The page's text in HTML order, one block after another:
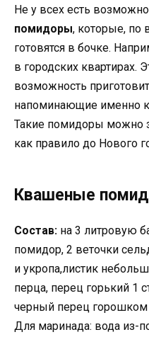
Не у всех есть
помидоры, которые, по
готовятся в бочке.
в городских квартирах.
возможность
напоминающие именно
Такие помидоры можно
как правило до Нового
Квашеные
Состав: на 3 литровую
помидор, 2 веточки
и укропа,листик
перца, перец горький 1
черный перец горошком
Для маринада: вода из-